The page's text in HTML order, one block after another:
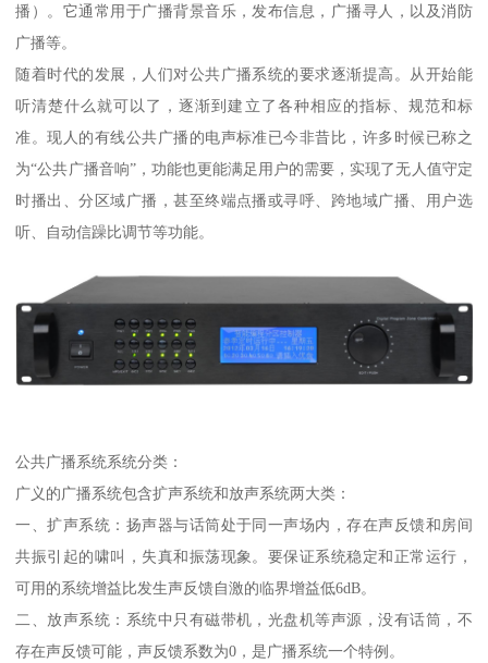
播）。它通常用于广播背景音乐，发布信息，广播寻人，以及消防
广播等。
随着时代的发展，人们对公共广播系统的要求逐渐提高。从开始能
听清楚什么就可以了，逐渐到建立了各种相应的指标、规范和标
准。现人的有线公共广播的电声标准已今非昔比，许多时候已称之
为“公共广播音响”，功能也更能满足用户的需要，实现了无人值守定
时播出、分区域广播，甚至终端点播或寻呼、跨地域广播、用户选
听、自动信躁比调节等功能。
公共广播系统系统分类：
广义的广播系统包含扩声系统和放声系统两大类：
一、扩声系统：扬声器与话筒处于同一声场内，存在声反馈和房间
共振引起的啸叫，失真和振荡现象。要保证系统稳定和正常运行，
可用的系统增益比发生声反馈自激的临界增益低6dB。
二、放声系统：系统中只有磁带机，光盘机等声源，没有话筒，不
存在声反馈可能，声反馈系数为0，是广播系统一个特例。